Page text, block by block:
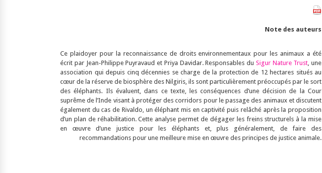
Note des auteurs
Ce plaidoyer pour la reconnaissance de droits environnementaux pour les animaux a été
écrit par Jean-Philippe Puyravaud et Priya Davidar. Responsables du Sigur Nature Trust, une
association qui depuis cinq décennies se charge de la protection de 12 hectares situés au
cœur de la réserve de biosphère des Nilgiris, ils sont particulièrement préoccupés par le sort
des éléphants. Ils évaluent, dans ce texte, les conséquences d’une décision de la Cour
suprême de l’Inde visant à protéger des corridors pour le passage des animaux et discutent
également du cas de Rivaldo, un éléphant mis en captivité puis relâché après la proposition
d’un plan de réhabilitation. Cette analyse permet de dégager les freins structurels à la mise
en œuvre d’une justice pour les éléphants et, plus généralement, de faire des
recommandations pour une meilleure mise en œuvre des principes de justice animale.